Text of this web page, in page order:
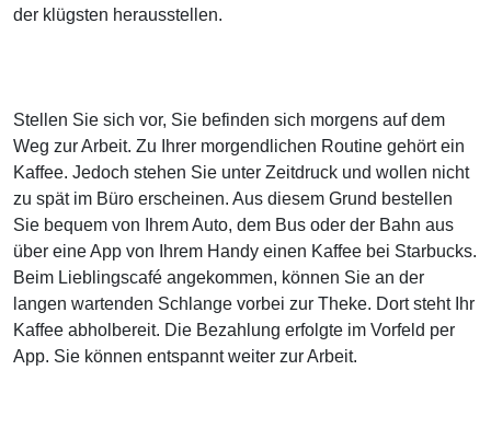
der klügsten herausstellen.
Stellen Sie sich vor, Sie befinden sich morgens auf dem
Weg zur Arbeit. Zu Ihrer morgendlichen Routine gehört ein
Kaffee. Jedoch stehen Sie unter Zeitdruck und wollen nicht
zu spät im Büro erscheinen. Aus diesem Grund bestellen
Sie bequem von Ihrem Auto, dem Bus oder der Bahn aus
über eine App von Ihrem Handy einen Kaffee bei Starbucks.
Beim Lieblingscafé angekommen, können Sie an der
langen wartenden Schlange vorbei zur Theke. Dort steht Ihr
Kaffee abholbereit. Die Bezahlung erfolgte im Vorfeld per
App. Sie können entspannt weiter zur Arbeit.